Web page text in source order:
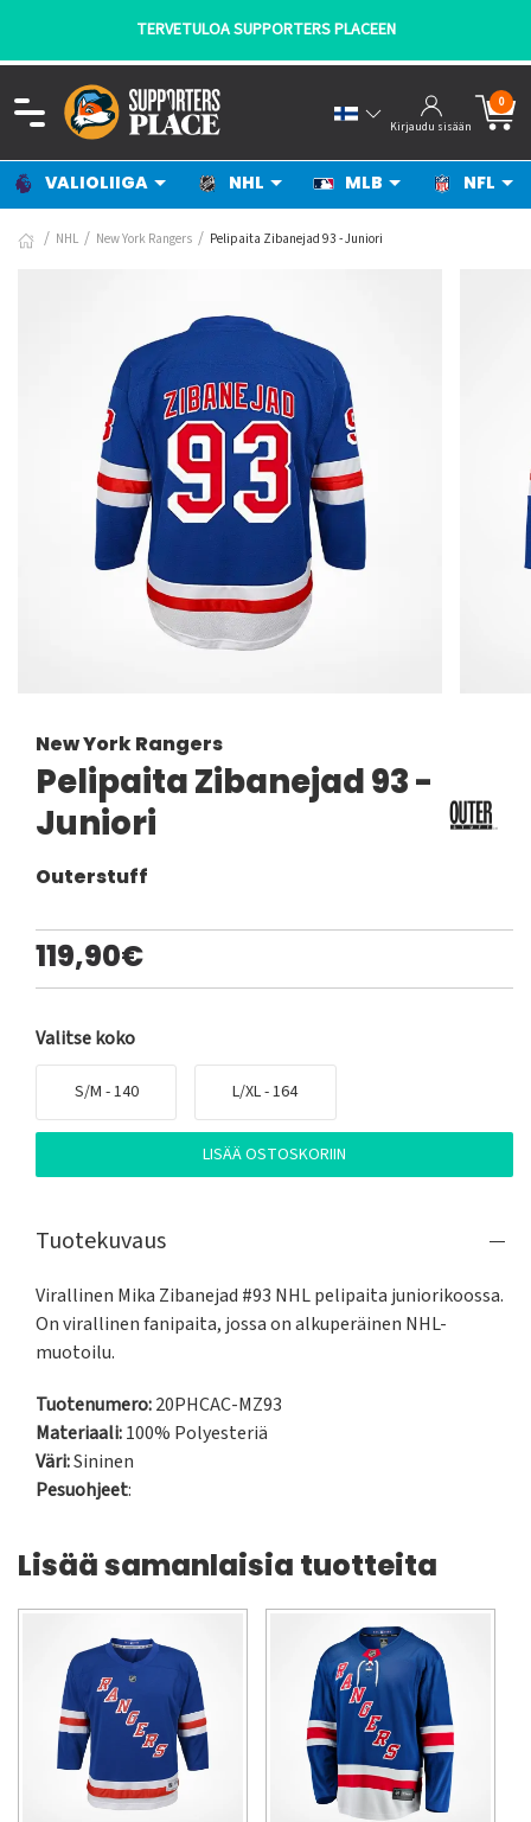
TERVETULOA SUPPORTERS PLACEEN
Kirjaudu sisään
0
VALIOLIIGA NHL MLB NFL
NHL New York Rangers Pelipaita Zibanejad 93 - Juniori
New York Rangers
Pelipaita Zibanejad 93 -
Juniori
Outerstuff
119,90€
Valitse koko
S/M - 140 L/XL - 164
LISÄÄ OSTOSKORIIN
Tuotekuvaus
Virallinen Mika Zibanejad #93 NHL pelipaita juniorikoossa.
On virallinen fanipaita, jossa on alkuperäinen NHL-
muotoilu.
Tuotenumero:20PHCAC-MZ93
Materiaali:100% Polyesteriä
Väri:Sininen
Pesuohjeet:
Lisää samanlaisia tuotteita